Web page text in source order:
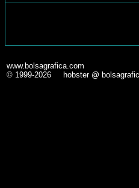
www.bolsagrafica.com
© 1999-2026 hobster @